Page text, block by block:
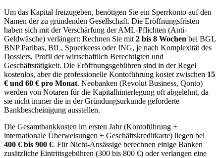
Um das Kapital freizugeben, benötigen Sie ein Sperrkonto auf den
Namen der zu gründenden Gesellschaft. Die Eröffnungsfristen
haben sich mit der Verschärfung der AML-Pflichten (Anti-
Geldwäsche) verlängert: Rechnen Sie mit 2 bis 8 Wochen bei BGL
BNP Paribas, BIL, Spuerkeess oder ING, je nach Komplexität des
Dossiers, Profil der wirtschaftlich Berechtigten und
Geschäftstätigkeit. Die Eröffnungsgebühren sind in der Regel
kostenlos, aber die professionelle Kontoführung kostet zwischen 15
€ und 60 € pro Monat. Neobanken (Revolut Business, Qonto)
werden von Notaren für die Kapitalhinterlegung oft abgelehnt, da
sie nicht immer die in der Gründungsurkunde geforderte
Bankbescheinigung ausstellen.
Die Gesamtbankkosten im ersten Jahr (Kontoführung +
internationale Überweisungen + Geschäftskreditkarte) liegen bei
400 € bis 900 €. Für Nicht-Ansässige berechnen einige Banken
zusätzliche Eintrittsgebühren (300 bis 800 €) oder verlangen eine